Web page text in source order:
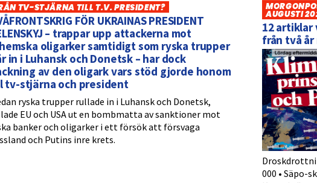
TV-STJÄRNA TILL T.V. PRESIDENT?
FÖR UKRAINAS PRESIDENT
– trappar upp attackerna mot
oligarker samtidigt som ryska trupper
in i Luhansk och Donetsk – har dock
av den oligark vars stöd gjorde honom
tv-stjärna och president
ryska trupper rullade in i Luhansk och Donetsk,
EU och USA ut en bombmatta av sanktioner mot
banker och oligarker i ett försök att försvaga
och Putins inre krets.
AUGUSTI
12 artiklar
från två
000 • Säpo-